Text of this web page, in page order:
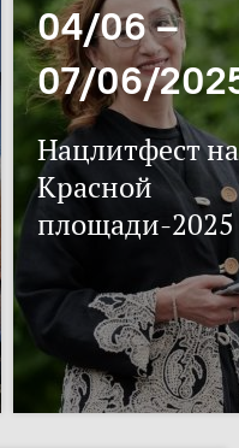
04/06 –
07/06/
Нацлитфест на
Красной
площади-2025